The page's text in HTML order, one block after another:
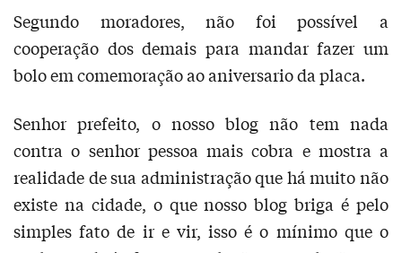
Segundo moradores, não foi possível a
cooperação dos demais para mandar fazer um
bolo em comemoração ao aniversario da placa.
Senhor prefeito, o nosso blog não tem nada
contra o senhor pessoa mais cobra e mostra a
realidade de sua administração que há muito não
existe na cidade, o que nosso blog briga é pelo
simples fato de ir e vir, isso é o mínimo que o